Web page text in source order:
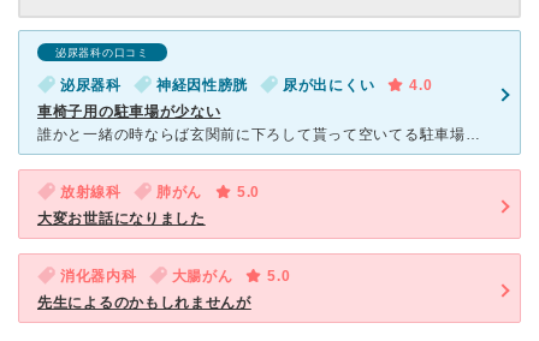
泌尿器科の口コミ
泌尿器科 神経因性膀胱 尿が出にくい
4.0
車椅子用の駐車場が少ない
誰かと一緒の時ならば玄関前に下ろして貰って空いてる駐車場に停めてもらってましたが、自分で運転して車椅子を下ろして行く場合で車椅子駐車場が空いてないと非常に不便です。 身障手帳を駐車場のおじさんに出す
放射線科 肺がん
5.0
大変お世話になりました
消化器内科 大腸がん
5.0
先生によるのかもしれませんが